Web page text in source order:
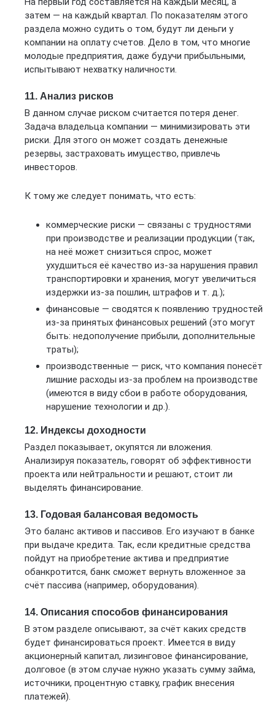
затем — на каждый квартал. По показателям этого
раздела можно судить о том, будут ли деньги у
компании на оплату счетов. Дело в том, что многие
молодые предприятия, даже будучи прибыльными,
испытывают нехватку наличности.
11. Анализ рисков
В данном случае риском считается потеря денег.
Задача владельца компании — минимизировать эти
риски. Для этого он может создать денежные
резервы, застраховать имущество, привлечь
инвесторов.
К тому же следует понимать, что есть:
коммерческие риски — связаны с трудностями
при производстве и реализации продукции (так,
на неё может снизиться спрос, может
ухудшиться её качество из-за нарушения правил
транспортировки и хранения, могут увеличиться
издержки из-за пошлин, штрафов и т. д.);
финансовые — сводятся к появлению трудностей
из-за принятых финансовых решений (это могут
быть: недополучение прибыли, дополнительные
траты);
производственные — риск, что компания понесёт
лишние расходы из-за проблем на производстве
(имеются в виду сбои в работе оборудования,
нарушение технологии и др.).
12. Индексы доходности
Раздел показывает, окупятся ли вложения.
Анализируя показатель, говорят об эффективности
проекта или нейтральности и решают, стоит ли
выделять финансирование.
13. Годовая балансовая ведомость
Это баланс активов и пассивов. Его изучают в банке
при выдаче кредита. Так, если кредитные средства
пойдут на приобретение актива и предприятие
обанкротится, банк сможет вернуть вложенное за
счёт пассива (например, оборудования).
14. Описания способов финансирования
В этом разделе описывают, за счёт каких средств
будет финансироваться проект. Имеется в виду
акционерный капитал, лизинговое финансирование,
долговое (в этом случае нужно указать сумму займа,
источники, процентную ставку, график внесения
платежей).